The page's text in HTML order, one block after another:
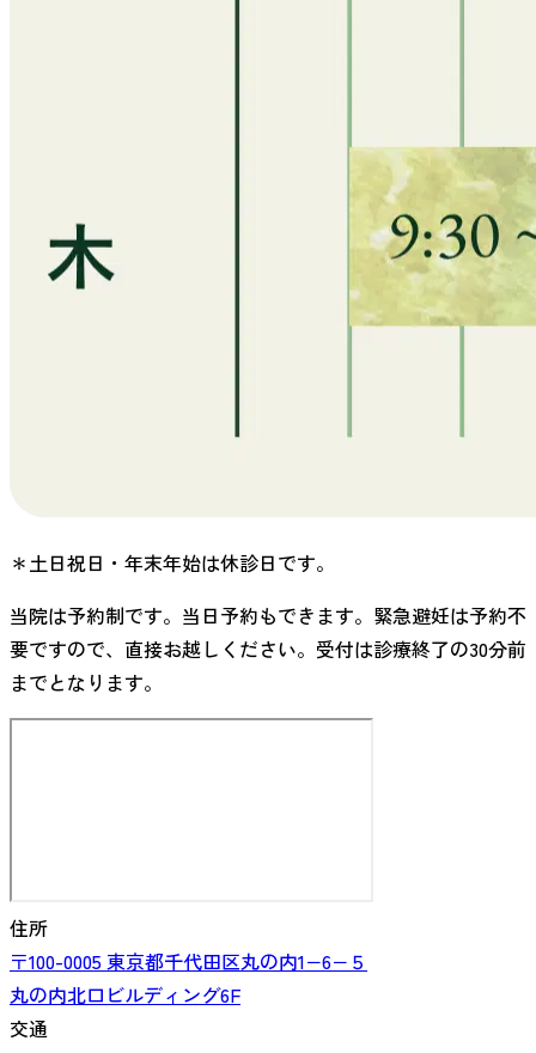
＊土日祝日・年末年始は休診日です。
当院は予約制です。当日予約もできます。緊急避妊は予約不
要ですので、直接お越しください。受付は診療終了の30分前
までとなります。
住所
〒100-0005東京都千代田区丸の内1−6−５
丸の内北口ビルディング6F
交通